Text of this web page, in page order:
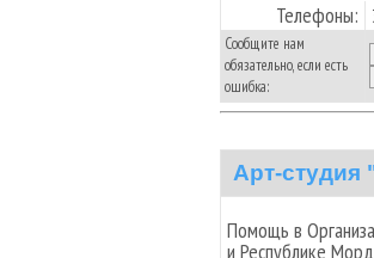
Телефоны:
Сообщите нам
обязательно, если есть
ошибка:
Арт-
Помощь в
и Республике